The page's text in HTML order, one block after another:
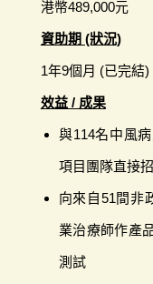
港幣489,000元
資助期 (狀況)
1年9個月 (已完結)
效益 / 成果
與114名中風
項目團隊直接
向來自51間非
業治療師作產
測試